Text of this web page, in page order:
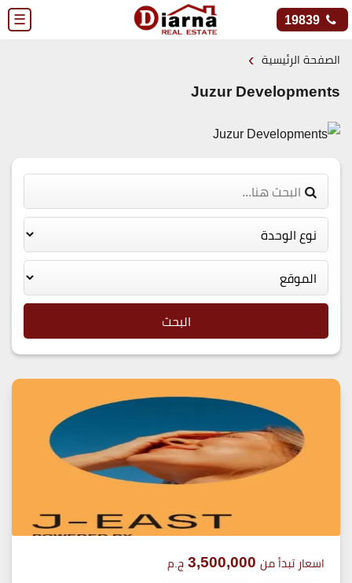
☰ 19839
الصفحة الرئيسية ›
Juzur Developments
البحث
اسعار تبدأ من 3,500,000 ج.م